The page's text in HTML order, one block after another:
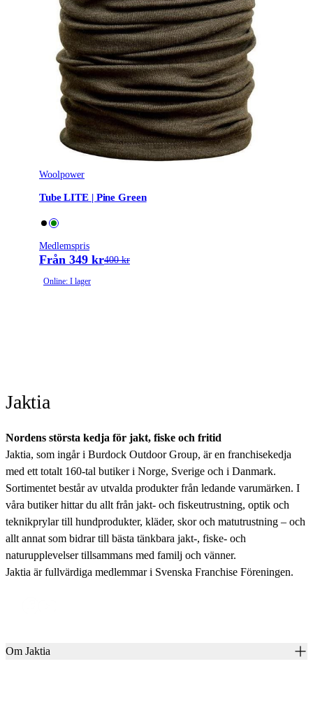
Woolpower
Tube LITE | Pine Green
Medlemspris
Från 349 kr400 kr
Online: I lager
Jaktia
Nordens största kedja för jakt, fiske och fritid
Jaktia, som ingår i Burdock Outdoor Group, är en franchisekedja
med ett totalt 160-tal butiker i Norge, Sverige och i Danmark.
Sortimentet består av utvalda produkter från ledande varumärken. I
våra butiker hittar du allt från jakt- och fiskeutrustning, optik och
teknikprylar till hundprodukter, kläder, skor och matutrustning – och
allt annat som bidrar till bästa tänkbara jakt-, fiske- och
naturupplevelser tillsammans med familj och vänner.
Jaktia är fullvärdiga medlemmar i Svenska Franchise Föreningen.
Om Jaktia